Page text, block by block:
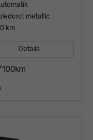
metallic
km
Details